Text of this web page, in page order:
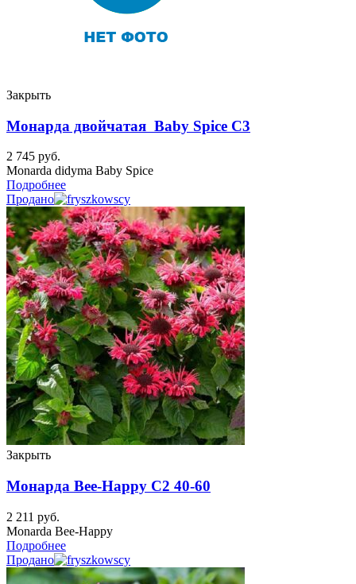
Закрыть
Монарда двойчатая Baby Spice C3
2 745 руб.
Monarda didyma Baby Spice
Подробнее
Продано
Закрыть
Монарда Bee-Happy C2 40-60
2 211 руб.
Monarda Bee-Happy
Подробнее
Продано